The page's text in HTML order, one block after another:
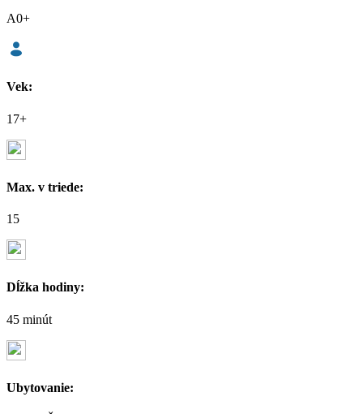
A0+
Vek:
17+
Max. v triede:
15
Dĺžka hodiny:
45 minút
Ubytovanie: